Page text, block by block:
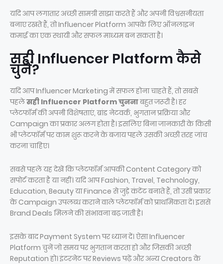
यदि आप लगातार अच्छी सामग्री साझा करते हैं और अपनी विश्वसनीयता
बनाए रखते हैं, तो Influencer Platform आपके लिए ऑनलाइन
कमाई का एक स्थायी और सफल माध्यम बन सकता है।
सही Influencer Platform कैसे
चुनें?
यदि आप Influencer Marketing में सफल होना चाहते हैं, तो सबसे
पहलेसही Influencer Platform चुननाबहुत जरूरी है। हर
प्लेटफॉर्म की अपनी विशेषताएं, ब्रांड नेटवर्क, भुगतान प्रक्रिया और
Campaign का प्रकार अलग होता है। इसलिए बिना जानकारी के किसी
भी प्लेटफॉर्म पर काम शुरू करने के बजाय पहले उसकी अच्छी तरह जांच
करना चाहिए।
सबसे पहले यह देखें कि प्लेटफॉर्म आपकी Content Category को
सपोर्ट करता है या नहीं। यदि आप Fashion, Travel, Technology,
Education, Beauty या Finance से जुड़े कंटेंट बनाते हैं, तो उसी प्रकार
के Campaign उपलब्ध कराने वाले प्लेटफॉर्म को प्राथमिकता दें। इससे
Brand Deals मिलने की संभावना बढ़ जाती है।
इसके बाद Payment System पर ध्यान दें। ऐसा Influencer
Platform चुनें जो समय पर भुगतान करता हो और जिसकी अच्छी
Reputation हो। इंटरनेट पर Reviews पढ़ें और अन्य Creators के